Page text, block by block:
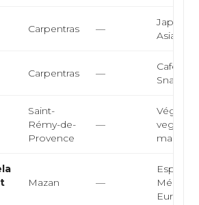
Carpentras —
Carpentras —
Café,
Snack
Saint-
Rémy-de-
Provence
—
vegan,
marché
Mazan —